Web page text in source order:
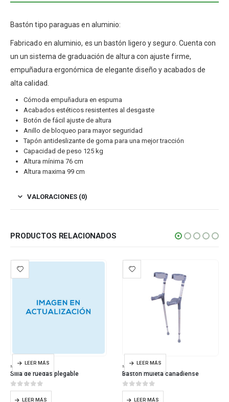
Bastón tipo paraguas en aluminio:
Fabricado en aluminio, es un bastón ligero y seguro. Cuenta con
un un sistema de graduación de altura con ajuste firme,
empuñadura ergonómica de elegante diseño y acabados de
alta calidad.
Cómoda empuñadura en espuma
Acabados estéticos resistentes al desgaste
Botón de fácil ajuste de altura
Anillo de bloqueo para mayor seguridad
Tapón antideslizante de goma para una mejor tracción
Capacidad de peso 125 kg
Altura mínima 76 cm
Altura maxima 99 cm
VALORACIONES (0)
PRODUCTOS RELACIONADOS
LEER MÁS
MOVILIDAD
Silla de ruedas plegable
0out of 5
LEER MÁS
LEER MÁS
MOVILIDAD
Bastón muleta canadiense
0out of 5
LEER MÁS